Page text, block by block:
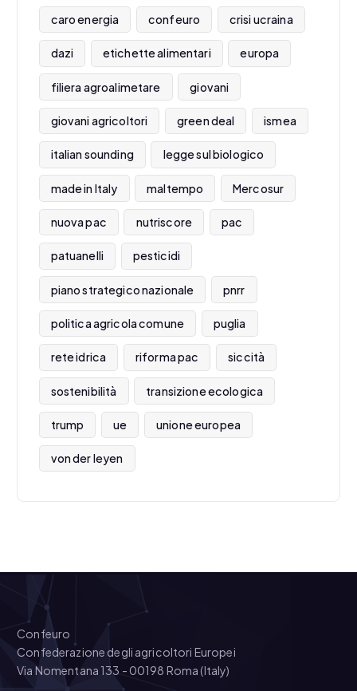
caro energia confeuro crisi ucraina
dazi etichette alimentari europa
filiera agroalimetare giovani
giovani agricoltori green deal ismea
italian sounding legge sul biologico
made in Italy maltempo Mercosur
nuova pac nutriscore pac
patuanelli pesticidi
piano strategico nazionale pnrr
politica agricola comune puglia
rete idrica riforma pac siccità
sostenibilità transizione ecologica
trump ue unione europea
von der leyen
Confeuro
Confederazione degli agricoltori Europei
Via Nomentana 133 - 00198 Roma (Italy)